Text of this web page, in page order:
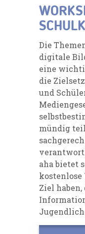
Die
digitale
eine
die
und
mündig
aha bietet
kostenlose
Ziel